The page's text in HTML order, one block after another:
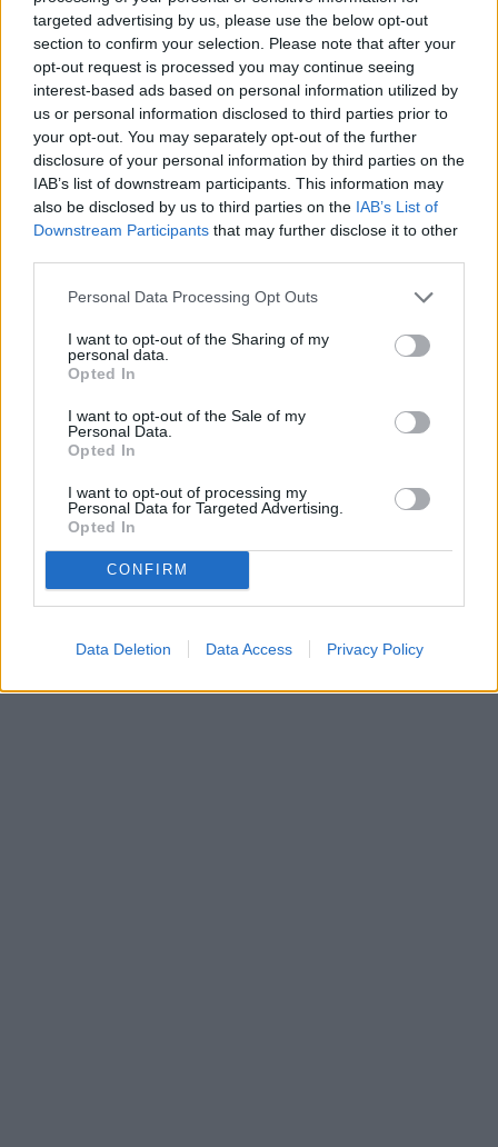
targeted advertising by us, please use the below opt-out
section to confirm your selection. Please note that after your
opt-out request is processed you may continue seeing
interest-based ads based on personal information utilized by
us or personal information disclosed to third parties prior to
your opt-out. You may separately opt-out of the further
disclosure of your personal information by third parties on the
IAB’s list of downstream participants. This information may
also be disclosed by us to third parties on the IAB’s List of
Downstream Participants that may further disclose it to other
Personal Data Processing Opt Outs
I want to opt-out of the Sharing of my
personal data.
Opted In
I want to opt-out of the Sale of my
Personal Data.
Opted In
I want to opt-out of processing my
Personal Data for Targeted Advertising.
Opted In
CONFIRM
Data Deletion Data Access Privacy Policy